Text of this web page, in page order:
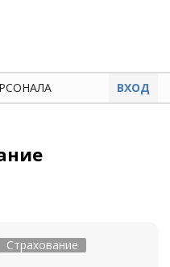
ВХОД
Страхование